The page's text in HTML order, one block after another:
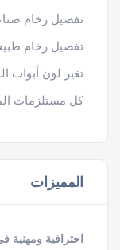
تفصيل رخام
تفصيل رخام
تغير لون أبواب
كل مستلزمات
المميزات
احترافية ومهنية